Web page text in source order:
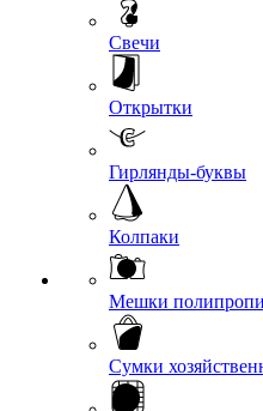
Свечи
Открытки
Гирлянды-буквы
Колпаки
Мешки
Сумки